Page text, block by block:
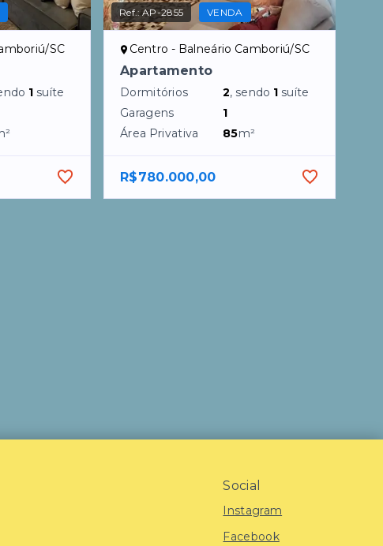
SC
1 suíte
Ref.:AP-2855 VENDA
Centro - Balneário Camboriú/SC
Apartamento
Dormitórios 2, sendo 1 suíte
Garagens
1
Área Privativa
85m²
R$780.000,00
Social
Instagram
Facebook